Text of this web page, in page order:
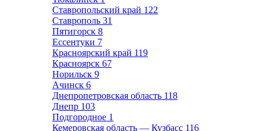
Ставропольский край 122
Ставрополь 31
Пятигорск 8
Ессентуки 7
Красноярский край 119
Красноярск 67
Норильск 9
Ачинск 6
Днепропетровская область 118
Днепр 103
Подгородное 1
Кемеровская область — Кузбасс 116